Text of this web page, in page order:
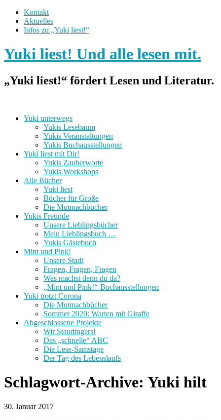
Kontakt
Aktuelles
Infos zu „Yuki liest!“
Yuki liest! Und alle lesen mit.
„Yuki liest!“ fördert Lesen und Literatur.
Yuki unterwegs
Yukis Lesebaum
Yukis Veranstaltungen
Yukis Buchausstellungen
Yuki liest mit Dir!
Yukis Zauberworte
Yukis Workshops
Alle Bücher
Yuki liest
Bücher für Große
Die Mutmachbücher
Yukis Freunde
Unsere Lieblingsbücher
Mein Lieblingsbuch …
Yukis Gästebuch
Mint und Pink!
Unsere Stadt
Fragen, Fragen, Fragen
Was machst denn du da?
„Mint und Pink!“-Buchausstellungen
Yuki trotzt Corona
Die Mutmachbücher
Sommer 2020: Warten mit Giraffe
Abgeschlossene Projekte
Wir Staudingers!
Das „schnelle“ ABC
Die Lese-Samstage
Der Tag des Lebenslaufs
Schlagwort-Archive: Yuki hilt
30. Januar 2017